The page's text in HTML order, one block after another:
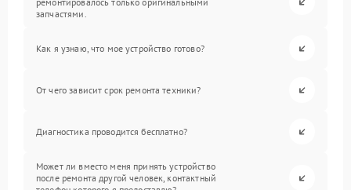
запчастями.
Как я узнаю, что мое устройство готово?
От чего зависит срок ремонта техники?
Диагностика проводится бесплатно?
Может ли вместо меня принять устройство
после ремонта другой человек, контактный